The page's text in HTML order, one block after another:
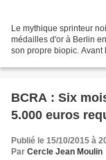
Le mythique sprinteur
médailles d'or à Berlin
son propre biopic. Avant
BCRA : Six
5.000 euros
Publié le 15/10/2015 à
Par Cercle Jean Moulin